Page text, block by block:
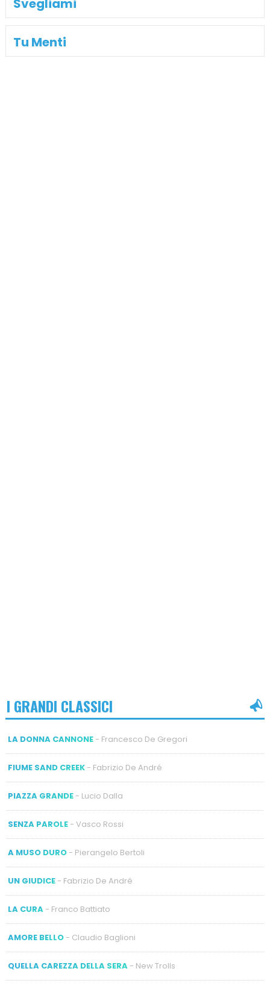
Svegliami
Tu Menti
I GRANDI CLASSICI
LA DONNA CANNONE- Francesco De Gregori
FIUME SAND CREEK- Fabrizio De André
PIAZZA GRANDE- Lucio Dalla
SENZA PAROLE- Vasco Rossi
A MUSO DURO- Pierangelo Bertoli
UN GIUDICE- Fabrizio De André
LA CURA- Franco Battiato
AMORE BELLO- Claudio Baglioni
QUELLA CAREZZA DELLA SERA- New Trolls